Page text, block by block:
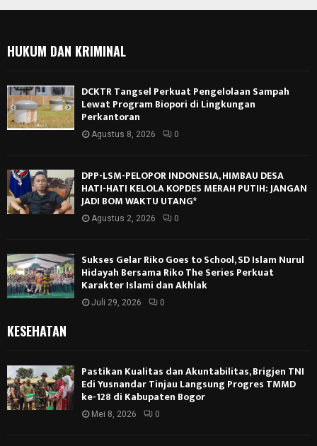
HUKUM DAN KRIMINAL
DCKTR Tangsel Perkuat Pengelolaan Sampah
Lewat Program Biopori di Lingkungan
Perkantoran
Agustus 8, 2026 0
DPP-LSM-PELOPOR INDONESIA, HIMBAU DESA
HATI-HATI KELOLA KOPDES MERAH PUTIH: JANGAN
JADI BOM WAKTU UTANG*
Agustus 2, 2026 0
Sukses Gelar Riko Goes to School, SD Islam Nurul
Hidayah Bersama Riko The Series Perkuat
Karakter Islami dan Akhlak
Juli 29, 2026 0
KESEHATAN
Pastikan Kualitas dan Akuntabilitas, Brigjen TNI
Edi Yusnandar Tinjau Langsung Progres TMMD
ke-128 di Kabupaten Bogor
Mei 8, 2026 0